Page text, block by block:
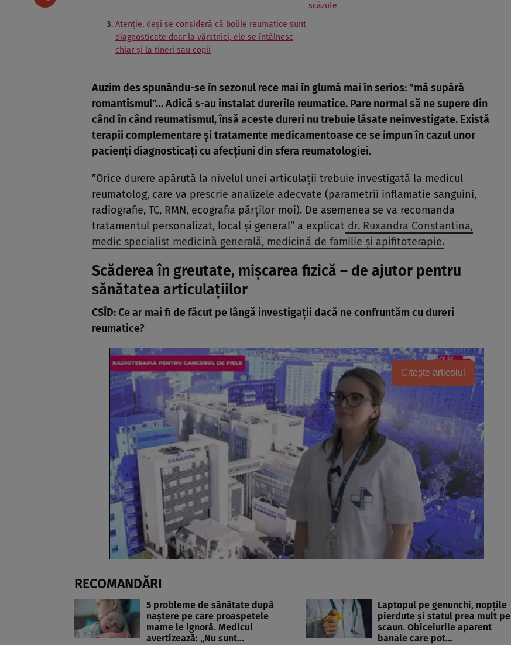
scăzute
Atenție, deși se consideră că bolile reumatice sunt
diagnosticate doar la vârstnici, ele se întâlnesc
chiar și la tineri sau copii
Auzim des spunându-se în sezonul rece mai în glumă mai în serios: ”mă supără
romantismul”… Adică s-au instalat durerile reumatice. Pare normal să ne supere din
când în când reumatismul, însă aceste dureri nu trebuie lăsate neinvestigate. Există
terapii complementare și tratamente medicamentoase ce se impun în cazul unor
pacienți diagnosticați cu afecțiuni din sfera reumatologiei.
”Orice durere apărută la nivelul unei articulații trebuie investigată la medicul
reumatolog, care va prescrie analizele adecvate (parametrii inflamatie sanguini,
radiografie, TC, RMN, ecografia părților moi). De asemenea se va recomanda
tratamentul personalizat, local și general” a explicat dr. Ruxandra Constantina,
medic specialist medicină generală, medicină de familie și apifitoterapie.
Scăderea în greutate, mișcarea fizică – de ajutor pentru
sănătatea articulațiilor
CSÎD: Ce ar mai fi de făcut pe lângă investigații dacă ne confruntăm cu dureri
reumatice?
Citește articolul
RECOMANDĂRI
5 probleme de sănătate după
naștere pe care proaspetele
mame le ignoră. Medicul
avertizează: „Nu sunt…
Laptopul pe genunchi, nopțile
pierdute și statul prea mult pe
scaun. Obiceiurile aparent
banale care pot…